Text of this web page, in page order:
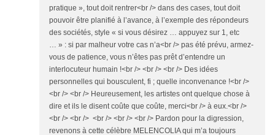
pratique », tout doit rentrer<br /> dans des cases, tout doit
pouvoir être planifié à l’avance, à l’exemple des répondeurs
des sociétés, style « si vous désirez … appuyez sur 1, etc
… » : si par malheur votre cas n’a<br /> pas été prévu, armez-
vous de patience, vous n’êtes pas prêt d’entendre un
interlocuteur humain !<br /> <br /> <br /> Des idées
personnelles qui bousculent, fi ; quelle inconvenance !<br />
<br /> <br /> Heureusement, les artistes ont quelque chose à
dire et ils le disent coûte que coûte, merci<br /> à eux.<br />
<br /> <br /> <br /> <br /> <br /> Pardon pour la digression,
revenons à cette célèbre MELENCOLIA qui m’a toujours